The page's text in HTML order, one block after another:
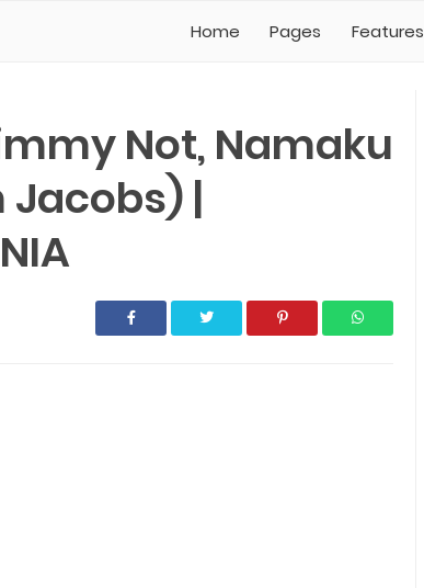
Not, Namaku
Jacobs) |
Home Pages Features